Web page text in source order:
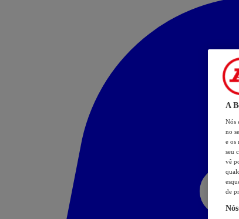
A
Nós
no
e os
seu
vê
de